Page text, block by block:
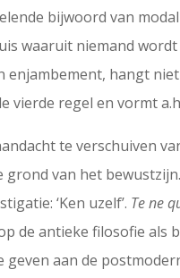
bijwoord van
waaruit niemand
hangt
vierde regel en vormt
te verschuiven
grond van het
‘Ken uzelf’. Te ne
de antieke filosofie als
aan de